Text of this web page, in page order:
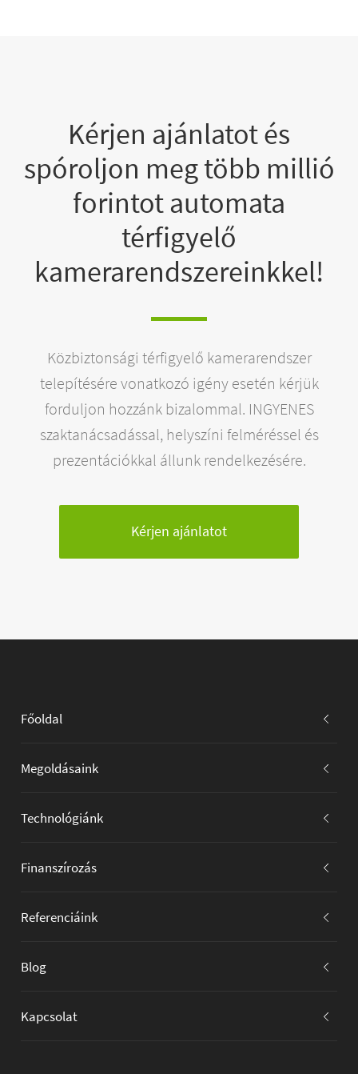
Kérjen ajánlatot és
spóroljon meg több millió
forintot automata
térfigyelő
kamerarendszereinkkel!
Közbiztonsági térfigyelő kamerarendszer
telepítésére vonatkozó igény esetén kérjük
forduljon hozzánk bizalommal. INGYENES
szaktanácsadással, helyszíni felméréssel és
prezentációkkal állunk rendelkezésére.
Kérjen ajánlatot
Főoldal
Megoldásaink
Technológiánk
Finanszírozás
Referenciáink
Blog
Kapcsolat